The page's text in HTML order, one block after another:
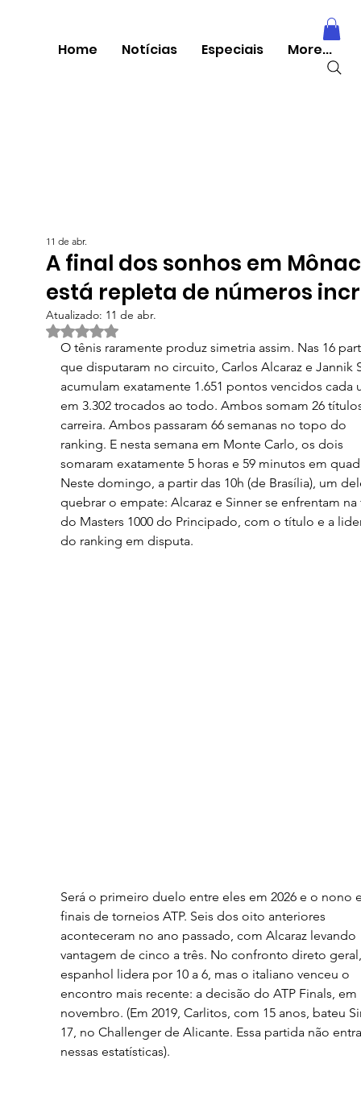
Home Notícias Especiais More...
A final dos sonhos em
está repleta de números
11 de abr.
Atualizado: 11 de abr.
Avaliado com NaN de 5 estrelas.
O tênis raramente produz simetria assim. Nas 16
que disputaram no circuito, Carlos Alcaraz e Jannik
acumulam exatamente 1.651 pontos vencidos cada
em 3.302 trocados ao todo. Ambos somam 26
carreira. Ambos passaram 66 semanas no topo do
ranking. E nesta semana em Monte Carlo, os dois
somaram exatamente 5 horas e 59 minutos em
Neste domingo, a partir das 10h (de Brasília), um
quebrar o empate: Alcaraz e Sinner se enfrentam
do Masters 1000 do Principado, com o título e a
do ranking em disputa.
Será o primeiro duelo entre eles em 2026 e o nono
finais de torneios ATP. Seis dos oito anteriores
aconteceram no ano passado, com Alcaraz levando
vantagem de cinco a três. No confronto direto
espanhol lidera por 10 a 6, mas o italiano venceu o
encontro mais recente: a decisão do ATP Finals, em
novembro. (Em 2019, Carlitos, com 15 anos, bateu
17, no Challenger de Alicante. Essa partida não
nessas estatísticas).